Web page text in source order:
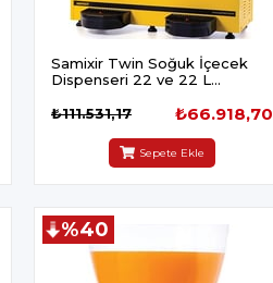
Samixir Twin Soğuk İçecek
Dispenseri 22 ve 22 L
Karıştırıcılı Sarı
₺66.918,70
₺111.531,17
Sepete Ekle
%40